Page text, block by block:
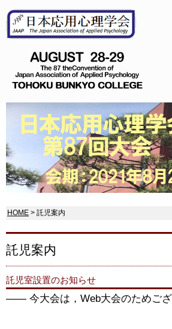
HOME > 託児案内
託児案内
託児室設置のお知らせ
―― 今大会は，Web大会のためご